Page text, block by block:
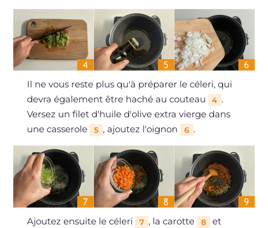
Il ne vous reste plus qu'à préparer le céleri, qui
devra également être haché au couteau
4 .
Versez un filet d'huile d'olive extra vierge dans
une casserole
5 , ajoutez l'oignon 6 .
Ajoutez ensuite le céleri 7 , la carotte 8
et